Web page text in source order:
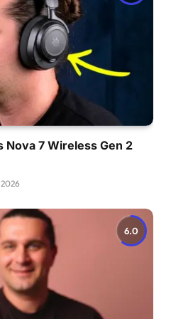
Nova 7 Wireless Gen 2
2026
6.0